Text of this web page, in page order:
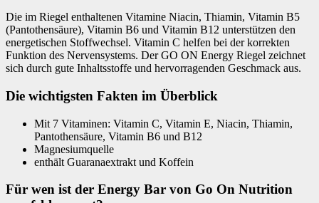
Die im Riegel enthaltenen Vitamine Niacin, Thiamin, Vitamin B5
(Pantothensäure), Vitamin B6 und Vitamin B12 unterstützen den
energetischen Stoffwechsel. Vitamin C helfen bei der korrekten
Funktion des Nervensystems. Der GO ON Energy Riegel zeichnet
sich durch gute Inhaltsstoffe und hervorragenden Geschmack aus.
Die wichtigsten Fakten im Überblick
Mit 7 Vitaminen: Vitamin C, Vitamin E, Niacin, Thiamin,
Pantothensäure, Vitamin B6 und B12
Magnesiumquelle
enthält Guaranaextrakt und Koffein
Für wen ist der Energy Bar von Go On Nutrition